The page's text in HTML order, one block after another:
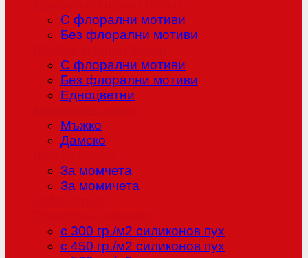
С флорални мотиви
Без флорални мотиви
С флорални мотиви
Без флорални мотиви
Едноцветни
Мъжко
Дамско
За момчета
За момичета
с 300 гр./м2 силиконов пух
с 450 гр./м2 силиконов пух